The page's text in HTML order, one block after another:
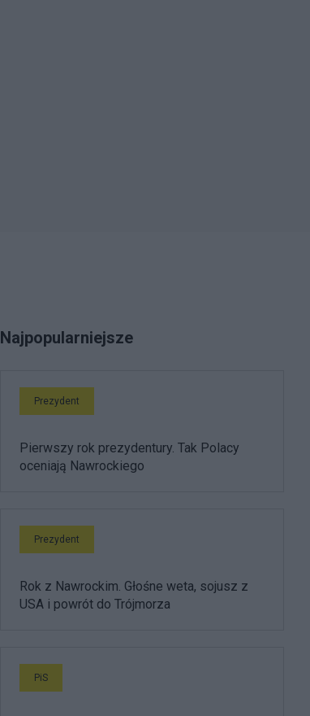
Najpopularniejsze
Prezydent
Pierwszy rok prezydentury. Tak Polacy
oceniają Nawrockiego
Prezydent
Rok z Nawrockim. Głośne weta, sojusz z
USA i powrót do Trójmorza
PiS